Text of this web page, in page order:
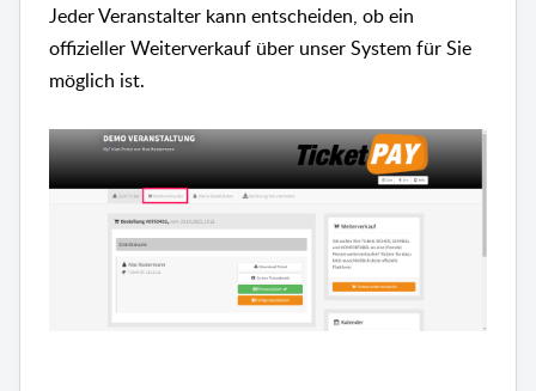
Jeder Veranstalter kann entscheiden, ob ein
offizieller Weiterverkauf über unser System für Sie
möglich ist.